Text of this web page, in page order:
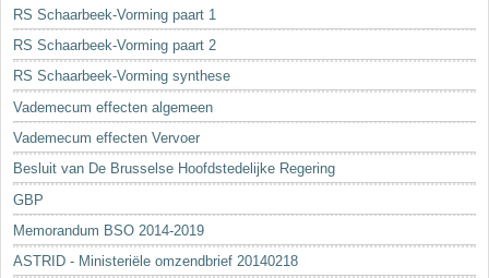
RS Schaarbeek-Vorming paart 1
RS Schaarbeek-Vorming paart 2
RS Schaarbeek-Vorming synthese
Vademecum effecten algemeen
Vademecum effecten Vervoer
Besluit van De Brusselse Hoofdstedelijke Regering
GBP
Memorandum BSO 2014-2019
ASTRID - Ministeriële omzendbrief 20140218